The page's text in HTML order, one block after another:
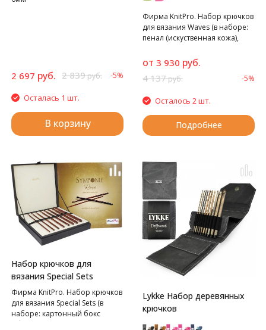
2 697 руб. 2 839руб. -5%
Осталась 1 шт.
В корзину
Фирма KnitPro. Набор крючков
для вязания Waves (в наборе:
пенал (искуственная кожа),
3,5мм, 4мм, 4,5мм, 5мм, 5,5мм,
6мм), 9 видов крючков в
наборе
от 3 930 руб.
4 137руб. -5%
Осталось 2 шт.
Подробнее
Набор крючков для
вязания Special Sets
Фирма KnitPro. Набор крючков
для вязания Special Sets (в
наборе: картонный бокс
обтянутый тканью, крючок со
Lykke Набор деревянных
крючков